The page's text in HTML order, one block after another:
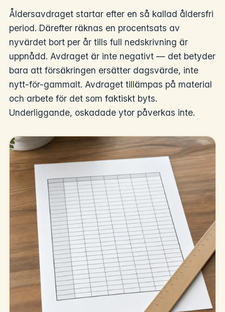
Åldersavdraget startar efter en så kallad åldersfri
period. Därefter räknas en procentsats av
nyvärdet bort per år tills full nedskrivning är
uppnådd. Avdraget är inte negativt — det betyder
bara att försäkringen ersätter dagsvärde, inte
nytt-för-gammalt. Avdraget tillämpas på material
och arbete för det som faktiskt byts.
Underliggande, oskadade ytor påverkas inte.